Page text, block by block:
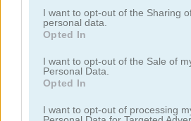
not limited to your visit or usage
grant or deny consent to Google and
use your data for below specified
consent section.
I want to opt-out of the Sharing
personal data.
Opted In
I want to opt-out of the Sale of
Personal Data.
Opted In
I want to opt-out of processing
카우보이
충돌
쉬움